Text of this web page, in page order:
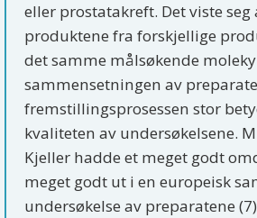
eller prostatakreft. Det viste seg
produktene fra forskjellige
det samme målsøkende
sammensetningen av
fremstillingsprosessen stor
kvaliteten av undersøkelsene.
Kjeller hadde et meget godt
meget godt ut i en europeisk
undersøkelse av preparatene